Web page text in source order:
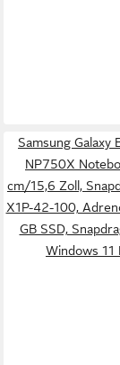
Samsung Galaxy
NP750X
cm/15,6 Zoll,
X1P-42-100,
GB SSD,
Windows 11